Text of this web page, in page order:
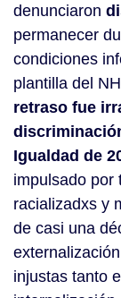
denunciaron
permanecer
condiciones
plantilla del
retraso fue
Igualdad de
impulsado por
racializadxs y
de casi una
injustas tanto